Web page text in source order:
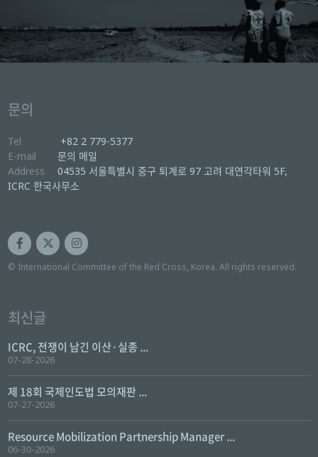
문의
Tel
+82 2 779-5377
E-mail
문의 메일
Address
04535 서울특별시 중구 퇴계로 97 고려 대연각타워 5F,
ICRC 한국사무소
© International Committee of the Red Cross, Korea. All rights reserved.
최신글
ICRC, 전쟁이 남긴 이산·실종 ...
07-28-2026
제 18회 국제인도법 모의재판 ...
07-27-2026
Resource Mobilization Partnership Manager ...
06-30-2026